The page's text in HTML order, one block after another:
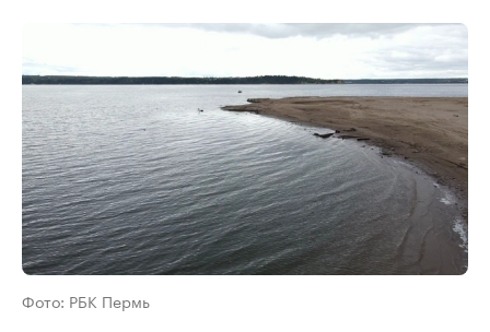
Фото: РБК Пермь